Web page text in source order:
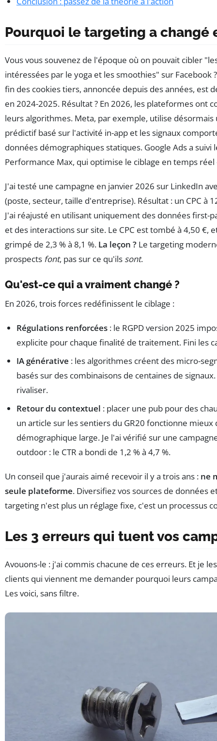
Pourquoi le targeting a changé
Vous vous souvenez de l'époque où on pouvait cibler
intéressées par le yoga et les smoothies" sur Facebook
fin des cookies tiers, annoncée depuis des années, est
en 2024-2025. Résultat ? En 2026, les plateformes ont
leurs algorithmes. Meta, par exemple, utilise désormais
prédictif basé sur l'activité in-app et les signaux
données démographiques statiques. Google Ads a suivi
Performance Max, qui optimise le ciblage en temps
J'ai testé une campagne en janvier 2026 sur LinkedIn
(poste, secteur, taille d'entreprise). Résultat : un CPC à
J'ai réajusté en utilisant uniquement des données first-
et des interactions sur site. Le CPC est tombé à 4,50 €,
grimpé de 2,3 % à 8,1 %. La leçon ? Le targeting
prospects font, pas sur ce qu'ils sont.
Qu'est-ce qui a vraiment changé ?
En 2026, trois forces redéfinissent le ciblage :
Régulations renforcées : le RGPD version 2025
explicite pour chaque finalité de traitement. Fini les
IA générative : les algorithmes créent des micro-
basés sur des combinaisons de centaines de
rivaliser.
Retour du contextuel : placer une pub pour des
un article sur les sentiers du GR20 fonctionne mieux
démographique large. Je l'ai vérifié sur une
outdoor : le CTR a bondi de 1,2 % à 4,7 %.
Un conseil que j'aurais aimé recevoir il y a trois ans : ne
seule plateforme. Diversifiez vos sources de données
targeting n'est plus un réglage fixe, c'est un processus
Les 3 erreurs qui tuent vos
Avouons-le : j'ai commis chacune de ces erreurs. Et je
clients qui viennent me demander pourquoi leurs
Les voici, sans filtre.